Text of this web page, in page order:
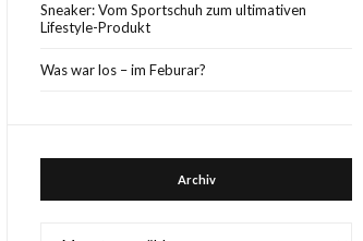
Sneaker: Vom Sportschuh zum ultimativen
Lifestyle-Produkt
Was war los – im Feburar?
Archiv